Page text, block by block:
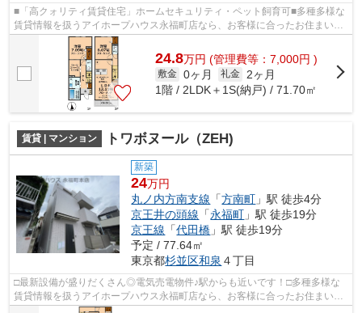
■「高クォリティ賃貸住宅」ホームセキュリティ・ペット飼育可■多種多様な
賃貸情報を扱うアイホープハウス永福町店なら、お客様に合ったお住まいが
きっと見つかります。お電話03-3327-7...
24.8万円 (管理費等：7,000円 )
敷金 0ヶ月 礼金
2ヶ月
1階 / 2LDK＋1S(納戸) / 71.70㎡
賃貸 | マンション トワボヌール（ZEH)
新築
24万円
丸ノ内方南支線 「方南町 」駅 徒歩4分
京王井の頭線 「永福町 」駅 徒歩19分
京王線 「代田橋 」駅 徒歩19分
予定 / 77.64㎡
東京都杉並区和泉 ４丁目
□最新設備が盛りだくさん◎電気売電物件♪駅からも近いです！□多種多様な
賃貸情報を扱うアイホープハウス永福町店なら、お客様に合ったお住まいが
きっと見つかります。お電話03-3327-777...